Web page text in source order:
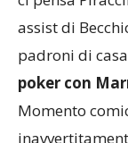
ci pensa
assist di
padroni di
poker con
Momento